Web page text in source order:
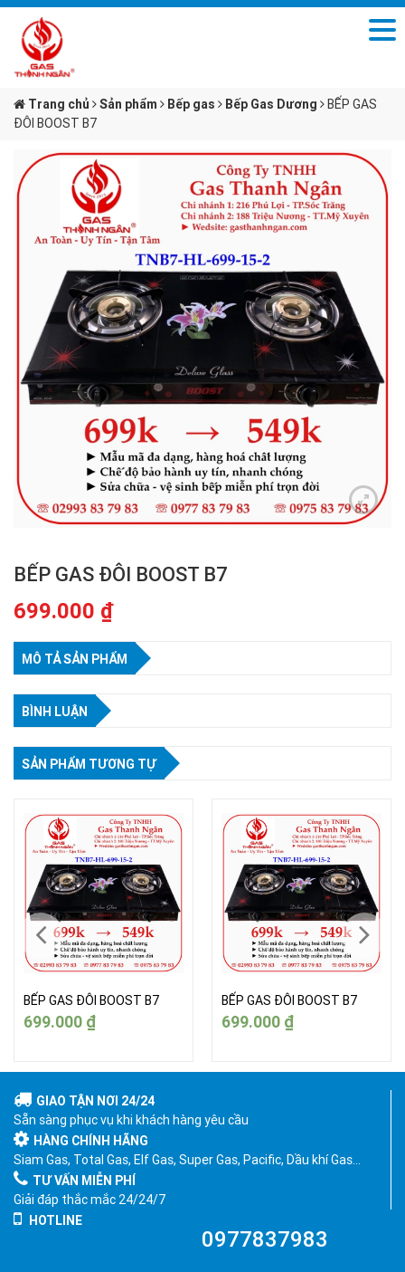
Trang chủ Sản phẩm Bếp gas Bếp Gas Dương
BẾP GAS
ĐÔI BOOST B7
BẾP GAS ĐÔI BOOST B7
699.000 ₫
MÔ TẢ SẢN PHẨM
BÌNH LUẬN
SẢN PHẨM TƯƠNG TỰ
BẾP GAS ĐÔI BOOST B7
699.000 ₫
BẾP GAS ĐÔI BOOST B7
699.000 ₫
GIAO TẬN NƠI 24/24
Sẵn sàng phục vụ khi khách hàng yêu cầu
HÀNG CHÍNH HÃNG
Siam Gas, Total Gas, Elf Gas, Super Gas, Pacific, Dầu khí Gas…
TƯ VẤN MIỄN PHÍ
Giải đáp thắc mắc 24/24/7
HOTLINE
0977837983